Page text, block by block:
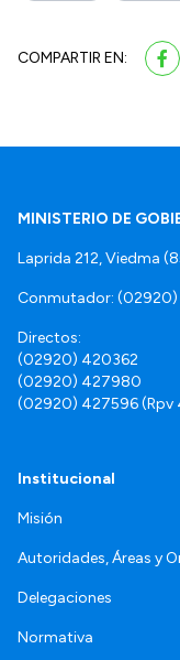
COMPARTIR EN:
MINISTERIO DE
Laprida 212, Viedma
Conmutador:
Directos:
(02920) 420362
(02920) 427980
(02920) 427596 (Rpv
Institucional
Misión
Autoridades, Áreas y
Delegaciones
Normativa